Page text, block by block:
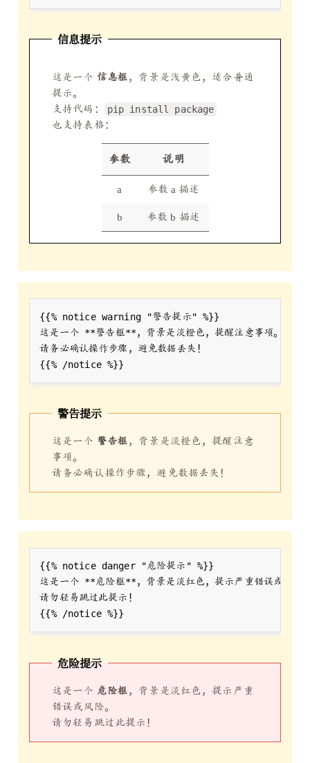
信息提示
这是一个 信息框 ，背景是浅黄色，适合普通
提示。
支持代码：
pip install package
也支持表格：
参数 说明
a 参数 a 描述
b 参数 b 描述
这是一个 **
警告提示
这是一个 警告框 ，背景是淡橙色，提醒注意
事项。
请务必确认操作步骤，避免数据丢失！
这是一个 **
危险提示
这是一个 危险框 ，背景是淡红色，提示严重
错误或风险。
请勿轻易跳过此提示！